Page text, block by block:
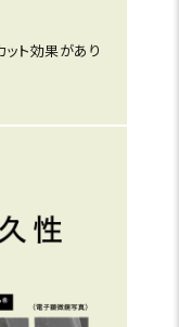
ト効果があり